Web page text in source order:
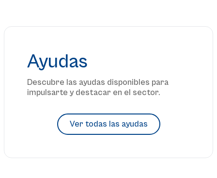
Ayudas
Descubre las ayudas disponibles para
impulsarte y destacar en el sector.
Ver todas las ayudas